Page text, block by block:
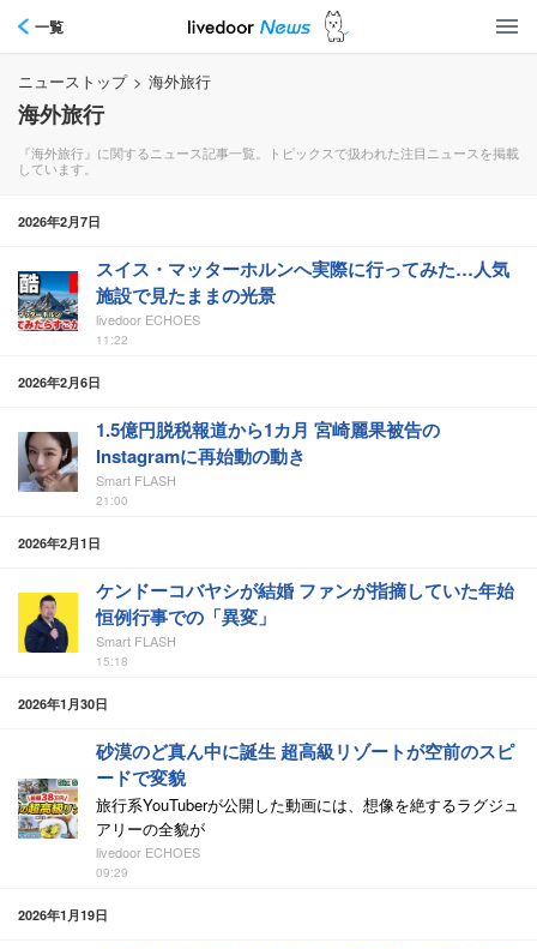
一覧
ニューストップ > 海外旅行
海外旅行
『海外旅行』に関するニュース記事一覧。トピックスで扱われた注目ニュースを掲載
しています。
2026年2月7日
スイス・マッターホルンへ実際に行ってみた…人気
施設で見たままの光景
livedoor ECHOES
11:22
2026年2月6日
1.5億円脱税報道から1カ月 宮崎麗果被告の
Instagramに再始動の動き
Smart FLASH
21:00
2026年2月1日
ケンドーコバヤシが結婚 ファンが指摘していた年始
恒例行事での「異変」
Smart FLASH
15:18
2026年1月30日
砂漠のど真ん中に誕生 超高級リゾートが空前のスピ
ードで変貌
旅行系YouTuberが公開した動画には、想像を絶するラグジュ
アリーの全貌が
livedoor ECHOES
09:29
2026年1月19日